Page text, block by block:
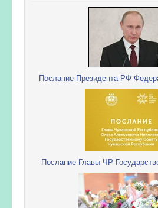
Послание Президента РФ
Послание Главы ЧР